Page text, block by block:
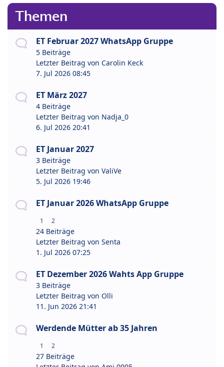
Themen
ET Februar 2027 WhatsApp Gruppe
5 Beiträge
Letzter Beitrag von Carolin Keck
7. Jul 2026 08:45
ET März 2027
4 Beiträge
Letzter Beitrag von Nadja_0
6. Jul 2026 20:41
ET Januar 2027
3 Beiträge
Letzter Beitrag von ValiVe
5. Jul 2026 19:46
ET Januar 2026 WhatsApp Gruppe
1 2
24 Beiträge
Letzter Beitrag von Senta
1. Jul 2026 07:25
ET Dezember 2026 Wahts App Gruppe
3 Beiträge
Letzter Beitrag von Olli
11. Jun 2026 21:41
Werdende Mütter ab 35 Jahren
1 2
27 Beiträge